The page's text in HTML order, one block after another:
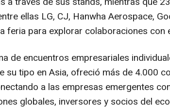
ellas LG, CJ, Hanwha Aerospace,
feria para explorar colaboraciones con
de encuentros empresariales
su tipo en Asia, ofreció más de 4.000
a las empresas emergentes
globales, inversores y socios del